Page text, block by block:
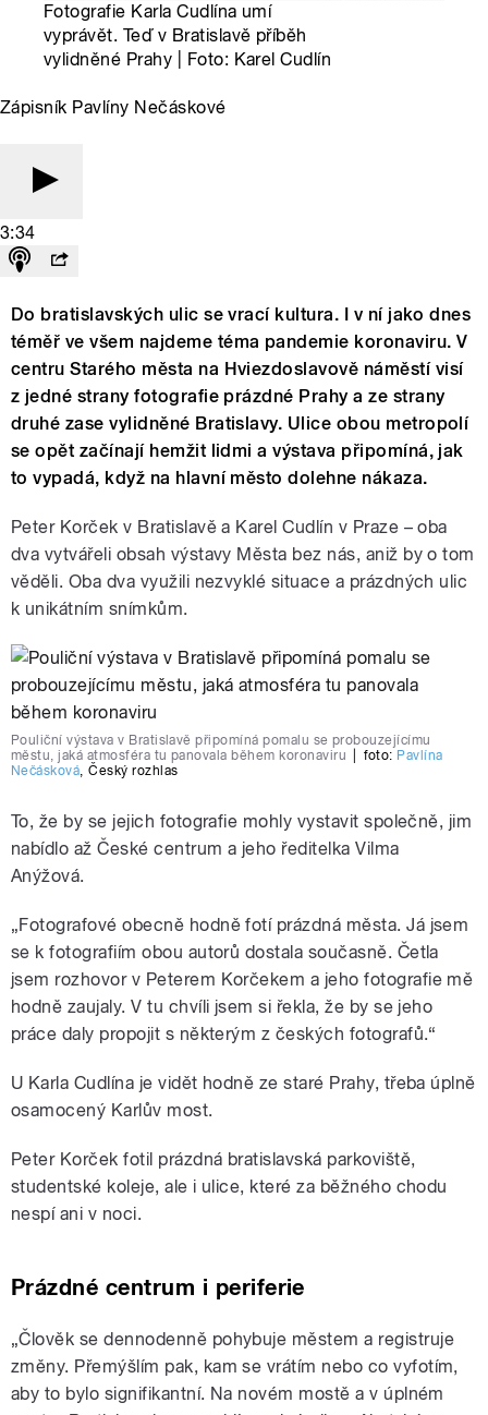
Fotografie Karla Cudlína umí
vyprávět. Teď v Bratislavě příběh
vylidněné Prahy | Foto: Karel Cudlín
Zápisník Pavlíny Nečáskové
3:34
Do bratislavských ulic se vrací kultura. I v ní jako dnes
téměř ve všem najdeme téma pandemie koronaviru. V
centru Starého města na Hviezdoslavově náměstí visí
z jedné strany fotografie prázdné Prahy a ze strany
druhé zase vylidněné Bratislavy. Ulice obou metropolí
se opět začínají hemžit lidmi a výstava připomíná, jak
to vypadá, když na hlavní město dolehne nákaza.
Peter Korček v Bratislavě a Karel Cudlín v Praze – oba
dva vytvářeli obsah výstavy Města bez nás, aniž by o tom
věděli. Oba dva využili nezvyklé situace a prázdných ulic
k unikátním snímkům.
Pouliční výstava v Bratislavě připomíná pomalu se probouzejícímu
městu, jaká atmosféra tu panovala během koronaviru
foto: Pavlína
Nečásková,Český rozhlas
To, že by se jejich fotografie mohly vystavit společně, jim
nabídlo až České centrum a jeho ředitelka Vilma
Anýžová.
„Fotografové obecně hodně fotí prázdná města. Já jsem
se k fotografiím obou autorů dostala současně. Četla
jsem rozhovor v Peterem Korčekem a jeho fotografie mě
hodně zaujaly. V tu chvíli jsem si řekla, že by se jeho
práce daly propojit s některým z českých fotografů.“
U Karla Cudlína je vidět hodně ze staré Prahy, třeba úplně
osamocený Karlův most.
Peter Korček fotil prázdná bratislavská parkoviště,
studentské koleje, ale i ulice, které za běžného chodu
nespí ani v noci.
Prázdné centrum i periferie
„Člověk se dennodenně pohybuje městem a registruje
změny. Přemýšlím pak, kam se vrátím nebo co vyfotím,
aby to bylo signifikantní. Na novém mostě a v úplném